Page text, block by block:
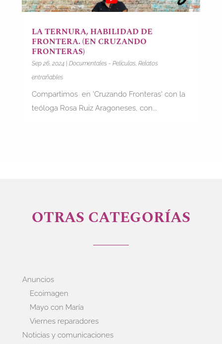
LA TERNURA, HABILIDAD DE
FRONTERA. (EN CRUZANDO
FRONTERAS)
Sep 26, 2024| Documentales - Películas, Relatos
entrañables
Compartimos en 'Cruzando Fronteras' con la
teóloga Rosa Ruiz Aragoneses, con...
OTRAS CATEGORÍAS
Anuncios
Ecoimagen
Mayo con María
Viernes reparadores
Noticias y comunicaciones